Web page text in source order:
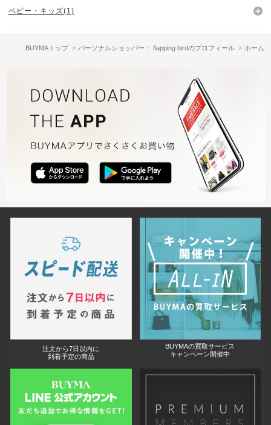
ベビー・キッズ(1)
BUYMAトップ パーソナルショッパー： flapping birdのプロフィール ホーム
注文から7日以内に
到着予定の商品
BUYMAの買取サービス
キャンペーン開催中